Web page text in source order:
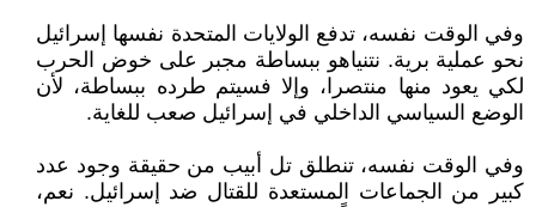
وفي الوقت نفسه، تدفع الولايات المتحدة نفسها إسرائيل
نحو عملية برية. نتنياهو ببساطة مجبر على خوض الحرب
لكي يعود منها منتصرا، وإلا فسيتم طرده ببساطة، لأن
الوضع السياسي الداخلي في إسرائيل صعب للغاية.
وفي الوقت نفسه، تنطلق تل أبيب من حقيقة وجود عدد
كبير من الجماعات المستعدة للقتال ضد إسرائيل. نعم،